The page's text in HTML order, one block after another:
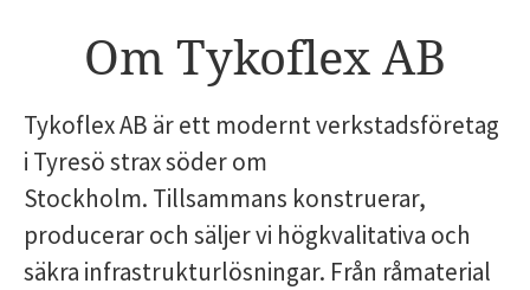
Om Tykoflex AB
Tykoflex AB är ett modernt verkstadsföretag
i Tyresö strax söder om
Stockholm. Tillsammans konstruerar,
producerar och säljer vi högkvalitativa och
säkra infrastrukturlösningar. Från råmaterial